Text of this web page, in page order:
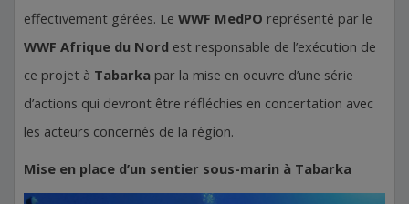
effectivement gérées. Le WWF MedPO représenté par le
WWF Afrique du Nord est responsable de l’exécution de
ce projet à Tabarka par la mise en oeuvre d’une série
d’actions qui devront être réfléchies en concertation avec
les acteurs concernés de la région.
Mise en place d’un sentier sous-marin à Tabarka